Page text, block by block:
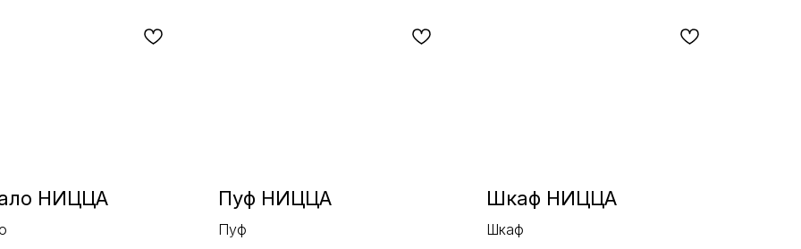
НИЦЦА Пуф НИЦЦА
Пуф
Шкаф НИЦЦА
Шкаф